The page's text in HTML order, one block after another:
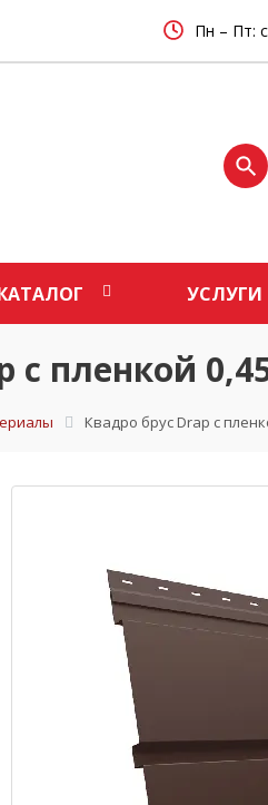
Пн – Пт:
УСЛУГИ
с пленкой
Квадро брус Drap с